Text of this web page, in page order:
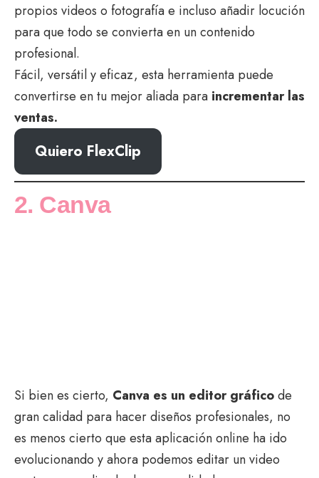
propios videos o fotografía e incluso añadir locución
para que todo se convierta en un contenido
profesional.
Fácil, versátil y eficaz, esta herramienta puede
convertirse en tu mejor aliada para incrementar las
ventas.
Quiero FlexClip
2. Canva
Si bien es cierto, Canva es un editor gráficode
gran calidad para hacer diseños profesionales, no
es menos cierto que esta aplicación online ha ido
evolucionando y ahora podemos editar un video